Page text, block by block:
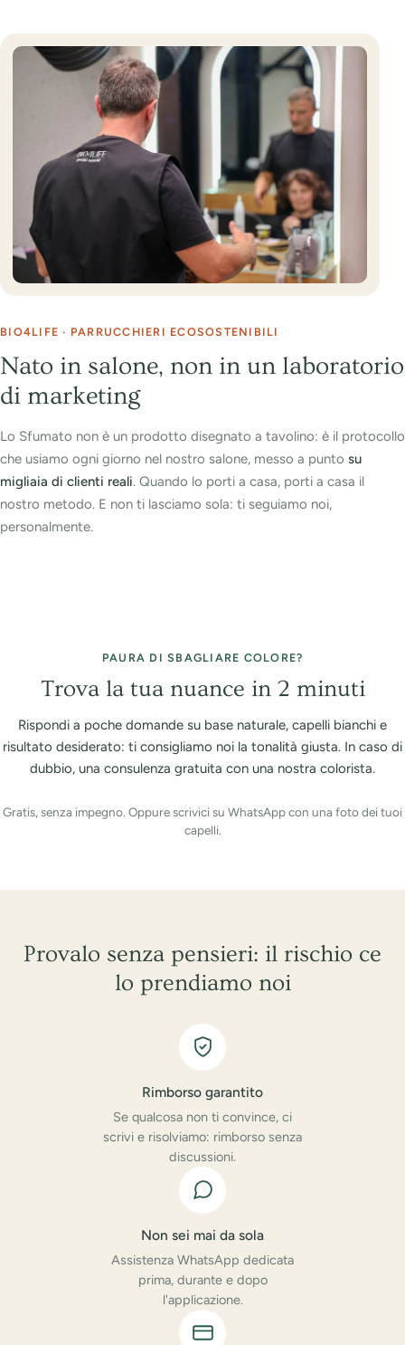
BIO4LIFE · PARRUCCHIERI ECOSOSTENIBILI
Nato in salone, non in un laboratorio
di marketing
Lo Sfumato non è un prodotto disegnato a tavolino: è il protocollo
che usiamo ogni giorno nel nostro salone, messo a punto su
migliaia di clienti reali. Quando lo porti a casa, porti a casa il
nostro metodo. E non ti lasciamo sola: ti seguiamo noi,
personalmente.
PAURA DI SBAGLIARE COLORE?
Trova la tua nuance in 2 minuti
Rispondi a poche domande su base naturale, capelli bianchi e
risultato desiderato: ti consigliamo noi la tonalità giusta. In caso di
dubbio, una consulenza gratuita con una nostra colorista.
Gratis, senza impegno. Oppure scrivici su WhatsApp con una foto dei tuoi
capelli.
Provalo senza pensieri: il rischio ce
lo prendiamo noi
Rimborso garantito
Se qualcosa non ti convince, ci
scrivi e risolviamo: rimborso senza
discussioni.
Non sei mai da sola
Assistenza WhatsApp dedicata
prima, durante e dopo
l'applicazione.